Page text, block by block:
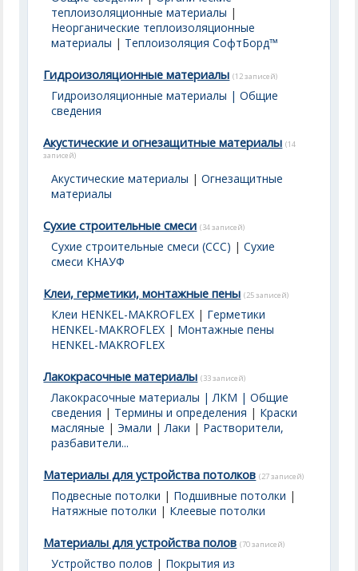
теплоизоляционные материалы |
Неорганические теплоизоляционные
материалы | Теплоизоляция СофтБорд™
Гидроизоляционные материалы (12 записей)
Гидроизоляционные материалы | Общие
сведения
Акустические и огнезащитные материалы (14
записей)
Акустические материалы |Огнезащитные
материалы
Сухие строительные смеси (34 записей)
Сухие строительные смеси (ССС) |Сухие
смеси КНАУФ
Клеи, герметики, монтажные пены (25 записей)
Клеи HENKEL-MAKROFLEX | Герметики
HENKEL-MAKROFLEX | Монтажные пены
HENKEL-MAKROFLEX
Лакокрасочные материалы (33 записей)
Лакокрасочные материалы | ЛКМ | Общие
сведения | Термины и определения | Краски
масляные |Эмали |Лаки | Растворители,
разбавители...
Материалы для устройства потолков (27 записей)
Подвесные потолки | Подшивные потолки |
Натяжные потолки | Клеевые потолки
Материалы для устройства полов (70 записей)
Устройство полов | Покрытия из